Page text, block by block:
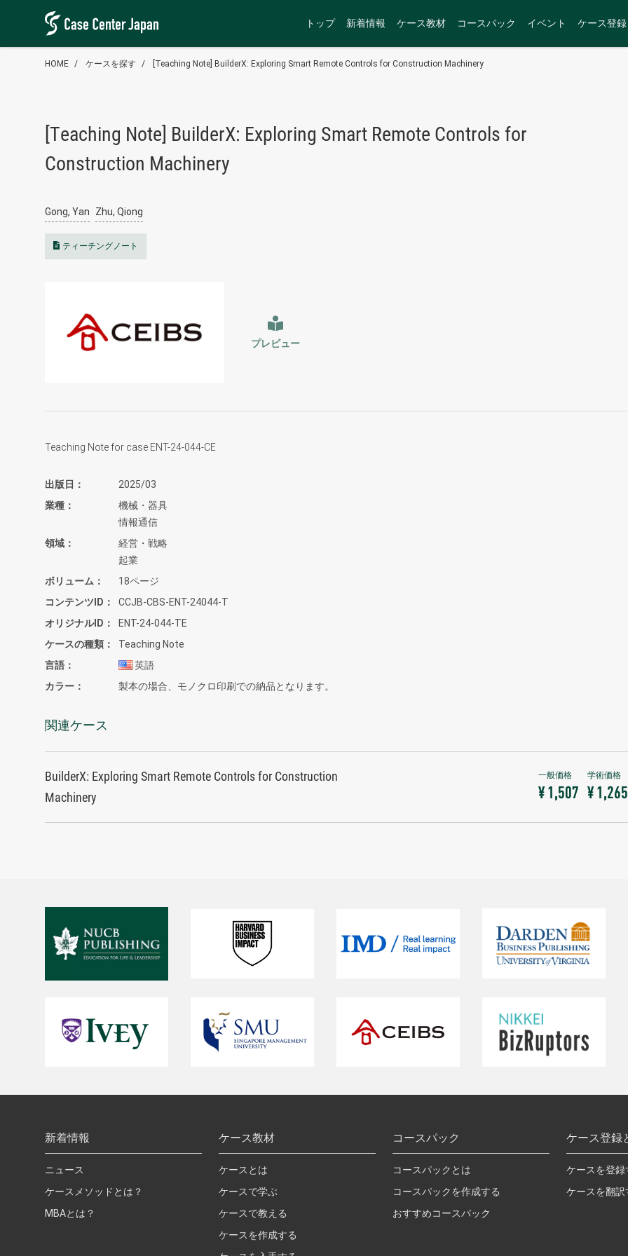
トップ 新着情報 ケース教材 コースパック イベント ケース登録
HOME ケースを探す [Teaching Note] BuilderX: Exploring Smart Remote Controls for Construction Machinery
[Teaching Note] BuilderX: Exploring Smart Remote Controls for
Construction Machinery
Gong, Yan Zhu, Qiong
ティーチングノート
プレビュー
Teaching Note for case ENT-24-044-CE
出版日
2025/03
業種
機械・器具
情報通信
領域
経営・戦略
起業
ボリューム
18ページ
コンテンツID
CCJB-CBS-ENT-24044-T
オリジナルID
ENT-24-044-TE
ケースの種類
Teaching Note
言語
英語
カラー
製本の場合、モノクロ印刷での納品となります。
関連ケース
BuilderX: Exploring Smart Remote Controls for Construction
Machinery
¥ 1,507 ¥ 1,265
新着情報
ニュース
ケースメソッドとは？
MBAとは？
ケース教材
ケースとは
ケースで学ぶ
ケースで教える
ケースを作成する
コースパック
コースパックとは
コースパックを作成する
おすすめコースパック
ケース登録
ケースを登録
ケースを翻訳